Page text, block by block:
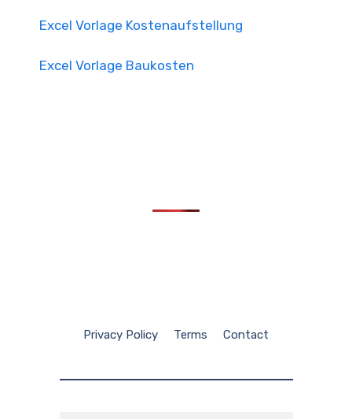
Excel Vorlage Kostenaufstellung
Excel Vorlage Baukosten
Privacy Policy Terms Contact